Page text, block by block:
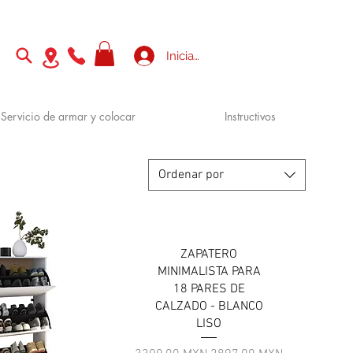
Iniciar sesión
Servicio de armar y colocar Instructivos
Ordenar por
ZAPATERO
MINIMALISTA PARA
18 PARES DE
CALZADO - BLANCO
LISO